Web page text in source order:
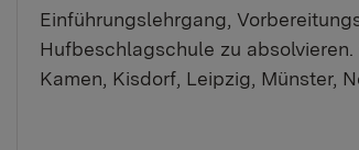
Einführungslehrgang,
Hufbeschlagschule zu
Kamen, Kisdorf, Leipzig, Münster,